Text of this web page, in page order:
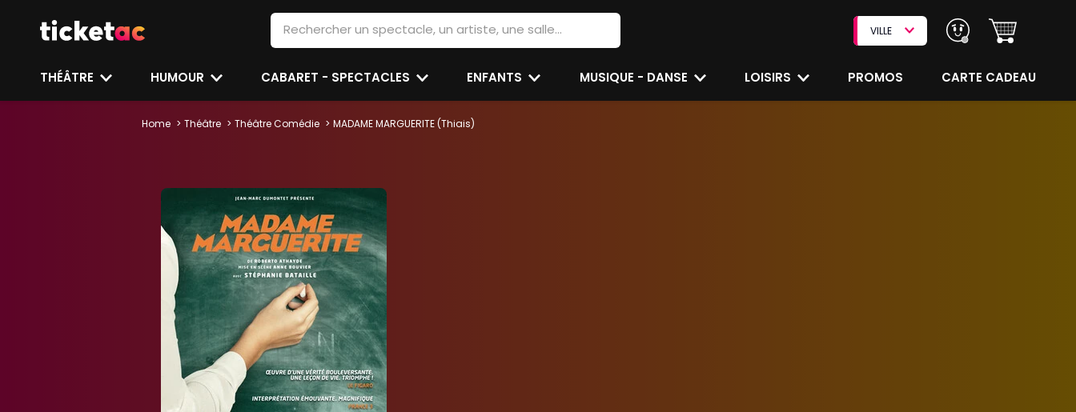
VILLE
THÉÂTRE HUMOUR CABARET - SPECTACLES ENFANTS MUSIQUE - DANSE LOISIRS PROMOS CARTE CADEAU
Home Théâtre Théâtre Comédie MADAME MARGUERITE (Thiais)